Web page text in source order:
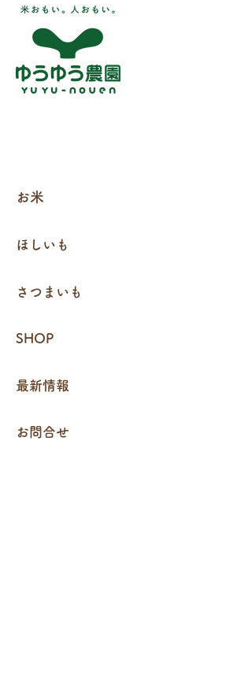
お得な大容量もありま
お米
ほしいも
さつまいも
SHOP
最新情報
お問合せ